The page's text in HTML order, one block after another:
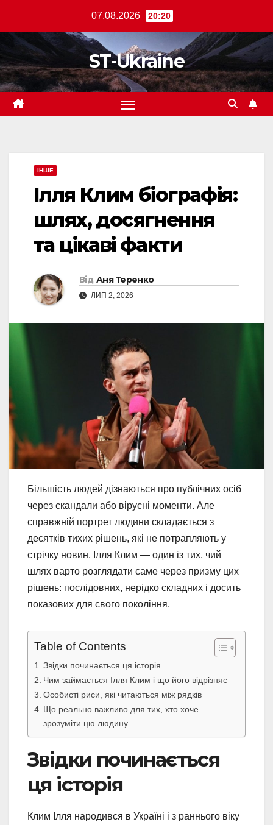
вмісту
07.08.2026 20:20
ST-Ukraine
ІНШЕ
Ілля Клим біографія:
шлях, досягнення
та цікаві факти
Від Аня Теренко
ЛИП 2, 2026
Більшість людей дізнаються про публічних осіб
через скандали або вірусні моменти. Але
справжній портрет людини складається з
десятків тихих рішень, які не потрапляють у
стрічку новин. Ілля Клим — один із тих, чий
шлях варто розглядати саме через призму цих
рішень: послідовних, нерідко складних і досить
показових для свого покоління.
Table of Contents
Звідки починається ця історія
Чим займається Ілля Клим і що його відрізняє
Особисті риси, які читаються між рядків
Що реально важливо для тих, хто хоче
зрозуміти цю людину
Звідки починається
ця історія
Клим Ілля народився в Україні і з раннього віку